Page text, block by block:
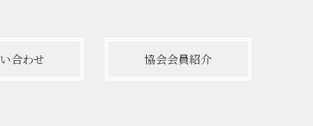
合わせ 協会会員紹介